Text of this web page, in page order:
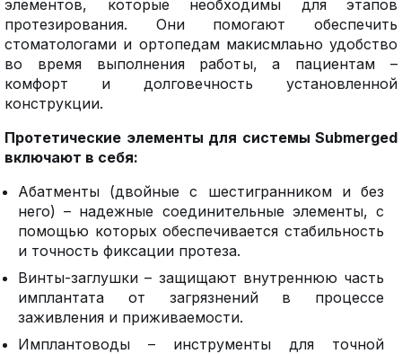
элементов, которые необходимы для этапов
протезирования. Они помогают обеспечить
стоматологами и ортопедам макисмлаьно удобство
во время выполнения работы, а пациентам –
комфорт и долговечность установленной
конструкции.
Протетические элементы для системы Submerged
включают в себя:
Абатменты (двойные с шестигранником и без
него) – надежные соединительные элементы, с
помощью которых обеспечивается стабильность
и точность фиксации протеза.
Винты-заглушки – защищают внутреннюю часть
имплантата от загрязнений в процессе
заживления и приживаемости.
Имплантоводы – инструменты для точной